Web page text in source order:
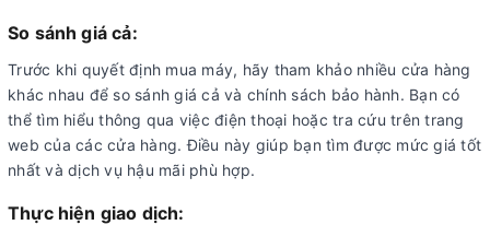
So sánh giá cả:
Trước khi quyết định mua máy, hãy tham khảo nhiều cửa hàng
khác nhau để so sánh giá cả và chính sách bảo hành. Bạn có
thể tìm hiểu thông qua việc điện thoại hoặc tra cứu trên trang
web của các cửa hàng. Điều này giúp bạn tìm được mức giá tốt
nhất và dịch vụ hậu mãi phù hợp.
Thực hiện giao dịch: